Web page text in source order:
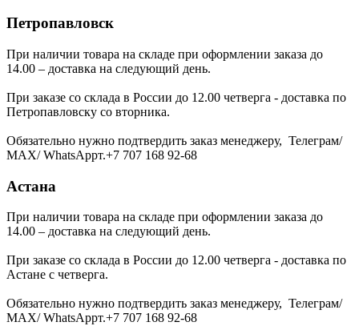
Петропавловск
При наличии товара на складе при оформлении заказа до
14.00 – доставка на следующий день.
При заказе со склада в России до 12.00 четверга - доставка по
Петропавловску со вторника.
Обязательно нужно подтвердить заказ менеджеру, Телеграм/
МАХ/ WhatsAppт.+7 707 168 92-68
Астана
При наличии товара на складе при оформлении заказа до
14.00 – доставка на следующий день.
При заказе со склада в России до 12.00 четверга - доставка по
Астане с четверга.
Обязательно нужно подтвердить заказ менеджеру, Телеграм/
МАХ/ WhatsAppт.+7 707 168 92-68